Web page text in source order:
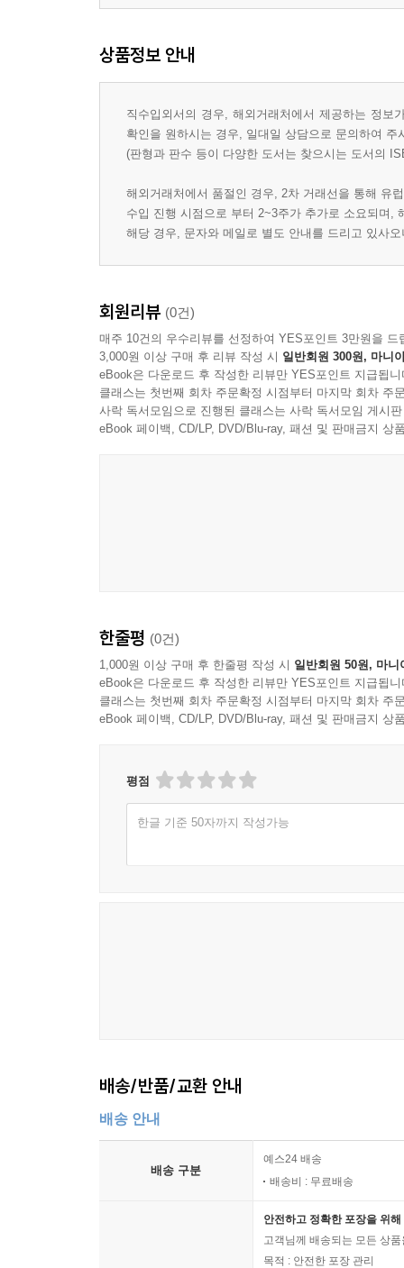
상품정보 안내
직수입외서의 경우, 해외거래처에서 제공하는 정
확인을 원하시는 경우, 일대일 상담으로 문의하여 주
(판형과 판수 등이 다양한 도서는 찾으시는 도서의
해외거래처에서 품절인 경우, 2차 거래선을 통해 유
수입 진행 시점으로 부터 2~3주가 추가로 소요되며,
해당 경우, 문자와 메일로 별도 안내를 드리고 있사
회원리뷰 (0건)
매주 10건의 우수리뷰를 선정하여 YES포인트 3만원을 드
3,000원 이상 구매 후 리뷰 작성 시 일반회원 300원, 마니
eBook은 다운로드 후 작성한 리뷰만 YES포인트 지급됩니
클래스는 첫번째 회차 주문확정 시점부터 마지막 회차 주
사락 독서모임으로 진행된 클래스는 사락 독서모임 게시
eBook 페이백, CD/LP, DVD/Blu-ray, 패션 및 판매금지 상
한줄평 (0건)
1,000원 이상 구매 후 한줄평 작성 시 일반회원 50원, 마니
eBook은 다운로드 후 작성한 리뷰만 YES포인트 지급됩니
클래스는 첫번째 회차 주문확정 시점부터 마지막 회차 주
eBook 페이백, CD/LP, DVD/Blu-ray, 패션 및 판매금지 상
평점
한글 기준 50자까지 작성가능
배송/반품/교환 안내
배송 안내
배송 구분
예스24 배송
배송비 : 무료배송
안전하고 정확한 포장을 위
고객님께 배송되는 모든 상
목적 : 안전한 포장 관리